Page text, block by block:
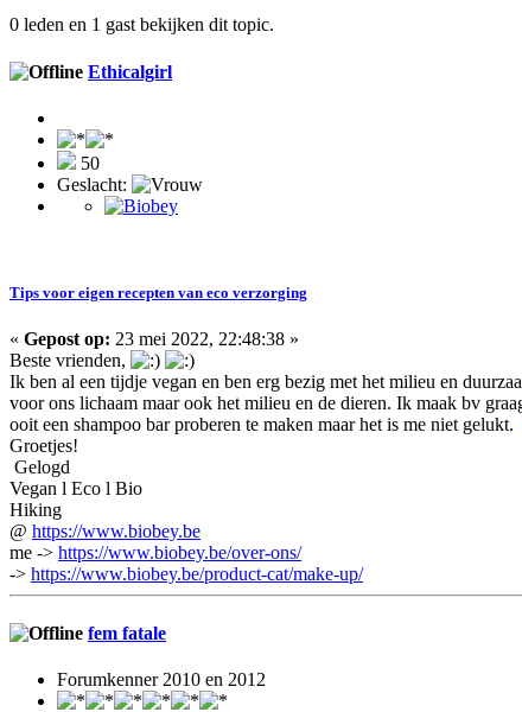
0 leden en 1 gast bekijken dit topic.
Ethicalgirl
50
Geslacht:
Tips voor eigen recepten van eco verzorging
« Gepost op: 23 mei 2022, 22:48:38 »
Beste vrienden,
Ik ben al een tijdje vegan en ben erg bezig met het milieu en
voor ons lichaam maar ook het milieu en de dieren. Ik maak bv
ooit een shampoo bar proberen te maken maar het is me niet gelukt.
Groetjes!
Gelogd
Vegan l Eco l Bio
Hiking
@ https://www.biobey.be
me -> https://www.biobey.be/over-ons/
-> https://www.biobey.be/product-cat/make-up/
fem fatale
Forumkenner 2010 en 2012